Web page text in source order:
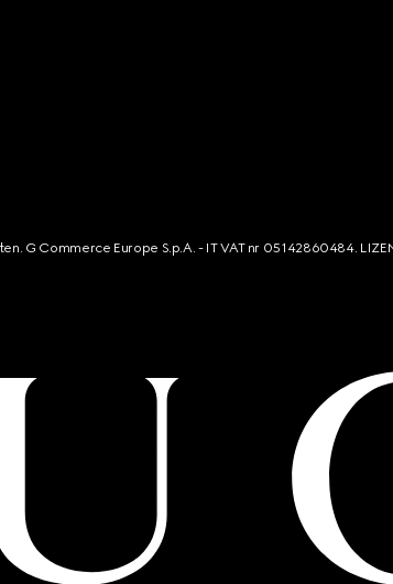
G Commerce Europe S.p.A. - IT VAT nr 05142860484.